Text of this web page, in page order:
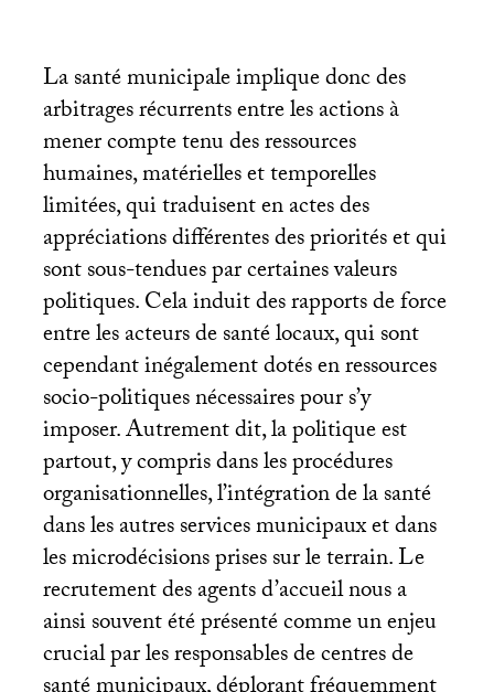
La santé municipale implique donc des
arbitrages récurrents entre les actions à
mener compte tenu des ressources
humaines, matérielles et temporelles
limitées, qui traduisent en actes des
appréciations différentes des priorités et qui
sont sous-tendues par certaines valeurs
politiques. Cela induit des rapports de force
entre les acteurs de santé locaux, qui sont
cependant inégalement dotés en ressources
socio-politiques nécessaires pour s’y
imposer. Autrement dit, la politique est
partout, y compris dans les procédures
organisationnelles, l’intégration de la santé
dans les autres services municipaux et dans
les microdécisions prises sur le terrain. Le
recrutement des agents d’accueil nous a
ainsi souvent été présenté comme un enjeu
crucial par les responsables de centres de